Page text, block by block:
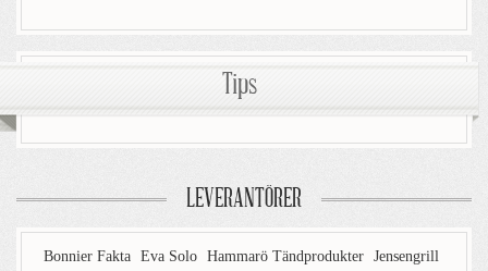
Tips
LEVERANTÖRER
Bonnier Fakta Eva Solo Hammarö Tändprodukter Jensengrill